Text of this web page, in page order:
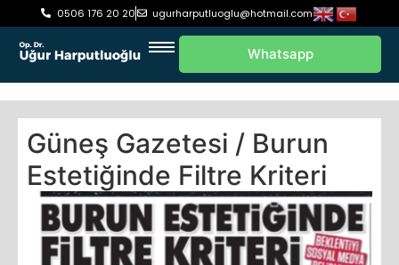
0506 176 20 20 ugurharputluoglu@hotmail.com
Whatsapp
Güneş Gazetesi / Burun
Estetiğinde Filtre Kriteri